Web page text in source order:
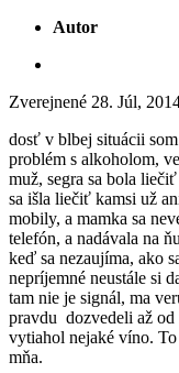
Autor
Zverejnené 28. Júl,
dosť v blbej situácii
problém s alkoholom,
muž, segra sa bola
sa išla liečiť kamsi už
mobily, a mamka sa
telefón, a nadávala na
keď sa nezaujíma, ako
nepríjemné neustále si
tam nie je signál, ma
pravdu dozvedeli až od
vytiahol nejaké víno.
mňa.